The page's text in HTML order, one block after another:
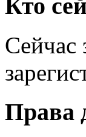
Кто
Сейчас
Права